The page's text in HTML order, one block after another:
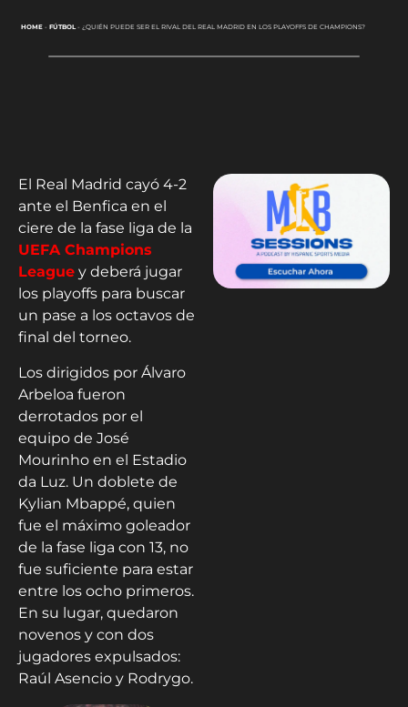
HOME- FÚTBOL- ¿QUIÉN PUEDE SER EL RIVAL DEL REAL MADRID EN LOS PLAYOFFS DE CHAMPIONS?
El Real Madrid cayó 4-2
ante el Benfica en el
ciere de la fase liga de la
UEFA Champions
League y deberá jugar
los playoffs para buscar
un pase a los octavos de
final del torneo.
Los dirigidos por Álvaro
Arbeloa fueron
derrotados por el
equipo de José
Mourinho en el Estadio
da Luz. Un doblete de
Kylian Mbappé, quien
fue el máximo goleador
de la fase liga con 13, no
fue suficiente para estar
entre los ocho primeros.
En su lugar, quedaron
novenos y con dos
jugadores expulsados:
Raúl Asencio y Rodrygo.